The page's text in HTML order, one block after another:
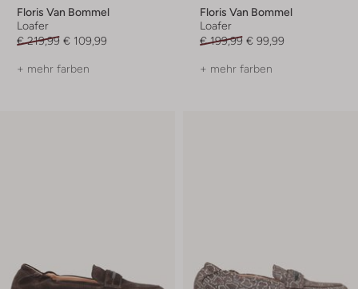
Floris Van Bommel
Loafer
€ 219,99 € 109,99
+ mehr farben
Floris Van Bommel
Loafer
€ 199,99 € 99,99
+ mehr farben